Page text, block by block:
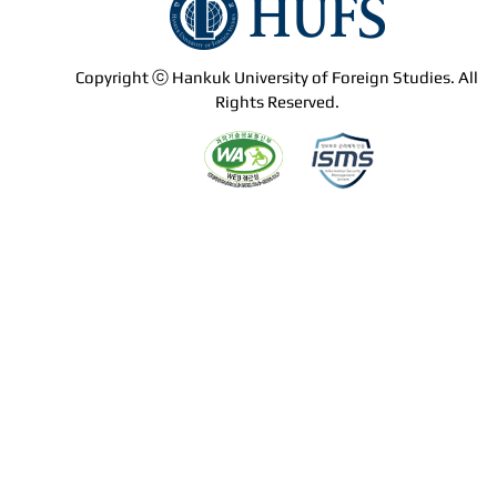
Copyright ⓒ Hankuk University of Foreign Studies. All
Rights Reserved.